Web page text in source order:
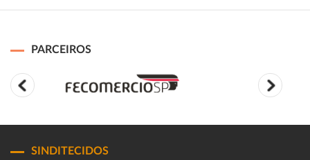
PARCEIROS
SINDITECIDOS